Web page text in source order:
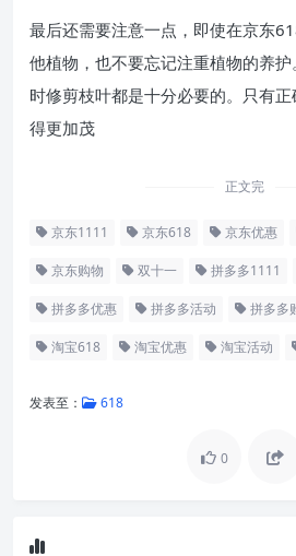
最后还需要注意一点，即使在京东
他植物，也不要忘记注重植物的养
时修剪枝叶都是十分必要的。只有
得更加茂
正文完
京东1111 京东618 京东优惠
京东购物 双十一 拼多多1111
拼多多优惠 拼多多活动 拼多多
淘宝618 淘宝优惠 淘宝活动
发表至： 618
0